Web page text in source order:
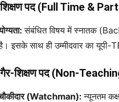
पद (Full Time &
संबंधित विषय में स्नातक
इसके साथ ही उम्मीदवार का
शिक्षण पद (Non-
(Watchman): न्यूनतम